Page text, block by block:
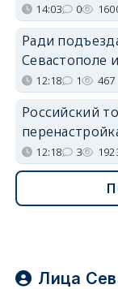
14:03 0
Ради
Севастополе
12:18 1 467
Российский
12:18 3
Лица